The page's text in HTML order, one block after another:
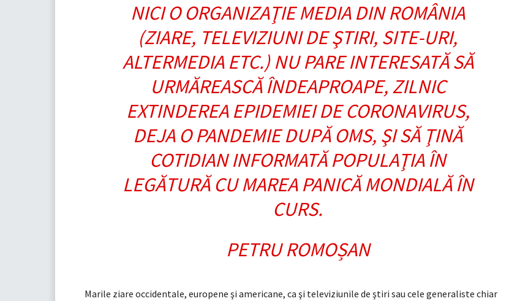
NICI O ORGANIZAŢIE MEDIA DIN ROMÂNIA
(ZIARE, TELEVIZIUNI DE ŞTIRI, SITE-URI,
ALTERMEDIA ETC.) NU PARE INTERESATĂ SĂ
URMĂREASCĂ ÎNDEAPROAPE, ZILNIC
EXTINDEREA EPIDEMIEI DE CORONAVIRUS,
DEJA O PANDEMIE DUPĂ OMS, ŞI SĂ ŢINĂ
COTIDIAN INFORMATĂ POPULAŢIA ÎN
LEGĂTURĂ CU MAREA PANICĂ MONDIALĂ ÎN
CURS.
PETRU ROMOȘAN
Marile ziare occidentale, europene şi americane, ca şi televiziunile de ştiri sau cele generaliste chiar